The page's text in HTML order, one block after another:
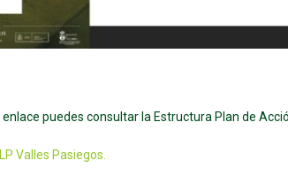
puedes consultar la Estructura Plan de
Valles Pasiegos.